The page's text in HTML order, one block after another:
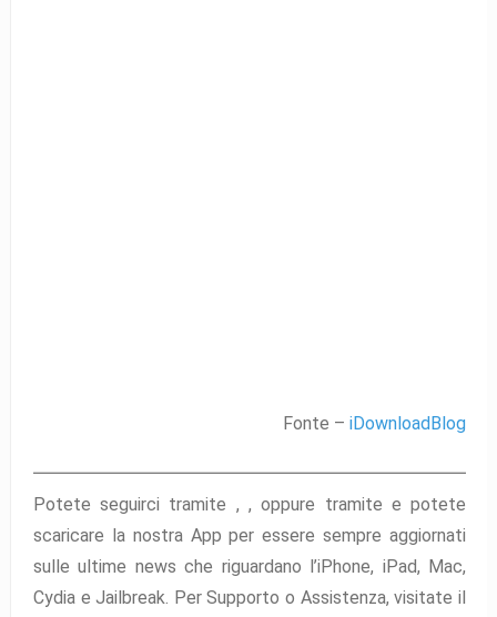
Fonte –iDownloadBlog
Potete seguirci tramite , ,oppure tramite e potete
scaricare la nostra App per essere sempre aggiornati
sulle ultime news che riguardano l’iPhone, iPad, Mac,
Cydia e Jailbreak. Per Supporto o Assistenza, visitate il